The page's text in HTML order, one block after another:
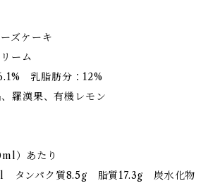
ズケーキ
ーム
乳脂肪分：12%
羅漢果、有機レモン
）あたり
タンパク質8.5g 脂質17.3g 炭水化物